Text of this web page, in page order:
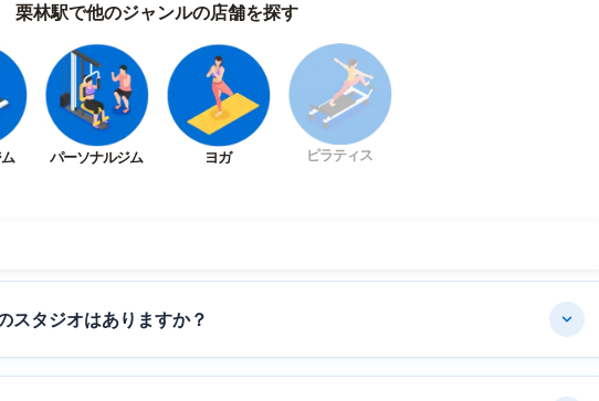
栗林駅で他のジャンルの店舗を探す
パーソナルジム ヨガ ピラティス
スタジオはありますか？